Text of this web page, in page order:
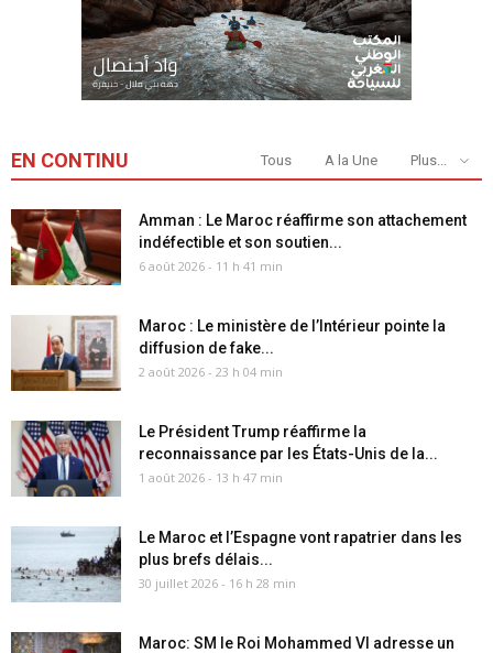
EN CONTINU Tous A la Une Plus...
Amman : Le Maroc réaffirme son attachement
indéfectible et son soutien...
6 août 2026 - 11 h 41 min
Maroc : Le ministère de l’Intérieur pointe la
diffusion de fake...
2 août 2026 - 23 h 04 min
Le Président Trump réaffirme la
reconnaissance par les États-Unis de la...
1 août 2026 - 13 h 47 min
Le Maroc et l’Espagne vont rapatrier dans les
plus brefs délais...
30 juillet 2026 - 16 h 28 min
Maroc: SM le Roi Mohammed VI adresse un